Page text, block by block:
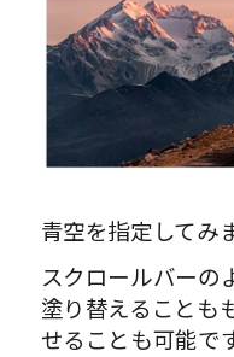
青空を指定してみ
スクロールバーの
塗り替えることも
せることも可能です